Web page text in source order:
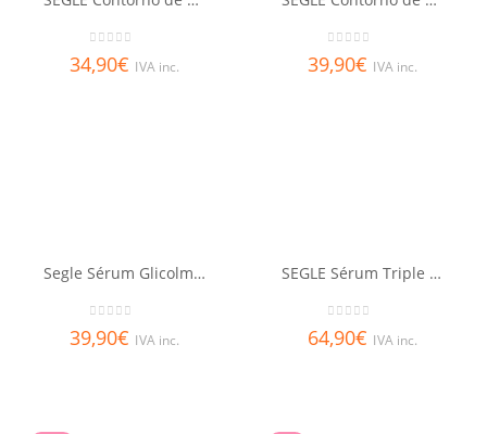
0 out of 5
34,90€ IVA inc.
0 out of 5
39,90€ IVA inc.
Segle Sérum Glicolmix 30ml
0 out of 5
39,90€ IVA inc.
SEGLE Sérum Triple Retinoid
0 out of 5
64,90€ IVA inc.